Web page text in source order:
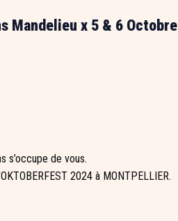
Mandelieu x 5 & 6 Octobre
s’occupe de vous.
2024 à MONTPELLIER.